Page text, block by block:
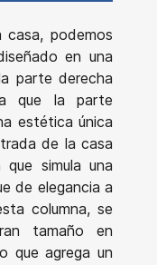
casa, podemos
en una
parte derecha
que la parte
estética única
de la casa
simula una
de elegancia a
columna, se
tamaño en
que agrega un